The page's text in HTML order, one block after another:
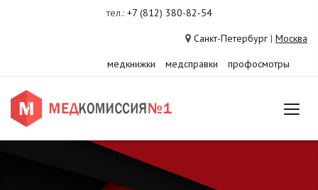
тел.: +7 (812) 380-82-54
Санкт-Петербург | Москва
медкнижки
медсправки профосмотры